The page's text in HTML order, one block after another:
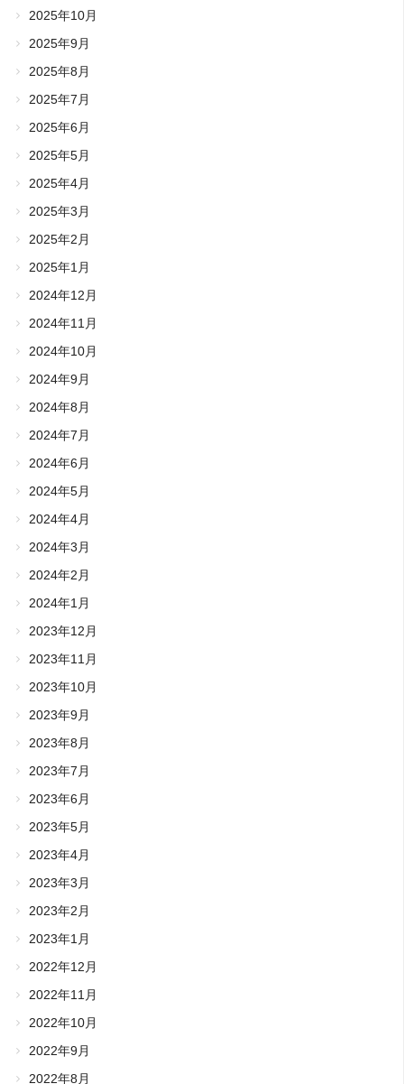
2025年10月
2025年9月
2025年8月
2025年7月
2025年6月
2025年5月
2025年4月
2025年3月
2025年2月
2025年1月
2024年12月
2024年11月
2024年10月
2024年9月
2024年8月
2024年7月
2024年6月
2024年5月
2024年4月
2024年3月
2024年2月
2024年1月
2023年12月
2023年11月
2023年10月
2023年9月
2023年8月
2023年7月
2023年6月
2023年5月
2023年4月
2023年3月
2023年2月
2023年1月
2022年12月
2022年11月
2022年10月
2022年9月
2022年8月